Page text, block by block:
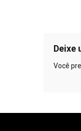
Deixe
Você